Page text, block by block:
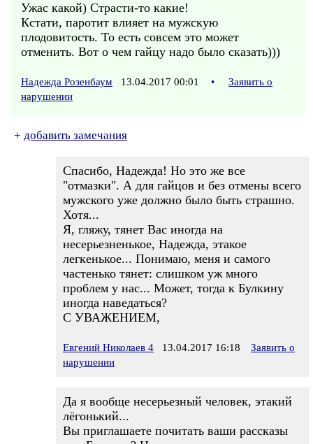
Ужас какой) Страсти-то какие!
Кстати, паротит влияет на мужскую
плодовитость. То есть совсем это может
отменить. Вот о чем гайцу надо было сказать)))
Надежда Розенбаум 13.04.2017 00:01 •
Заявить о
нарушении
+ добавить замечания
Спасибо, Надежда! Но это же все
"отмазки". А для гайцов и без отмены всего
мужского уже должно было быть страшно.
Хотя...
Я, гляжу, тянет Вас иногда на
несерьезненькое, Надежда, этакое
легкенькое... Понимаю, меня и самого
частенько тянет: слишком уж много
проблем у нас... Может, тогда к Булкину
иногда наведаться?
С УВАЖЕНИЕМ,
Евгений Николаев 4 13.04.2017 16:18
Заявить о
нарушении
Да я вообще несерьезный человек, этакий
лёгонький...
Вы приглашаете почитать ваши рассказы